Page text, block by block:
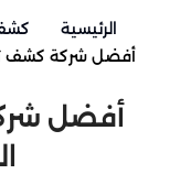
الرئيسية
أفضل شركة كشف
أفضل